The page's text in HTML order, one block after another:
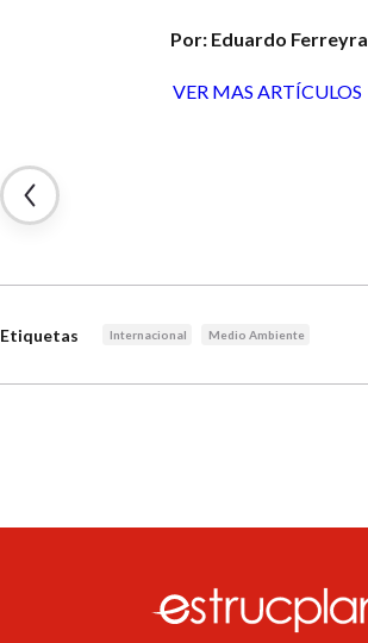
Por: Eduardo Ferreyra
VER MAS ARTÍCULOS
Etiquetas Internacional Medio Ambiente